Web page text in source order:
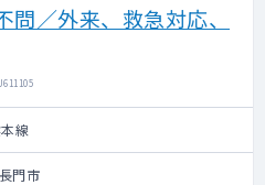
／外来、救急対応、
線
門市